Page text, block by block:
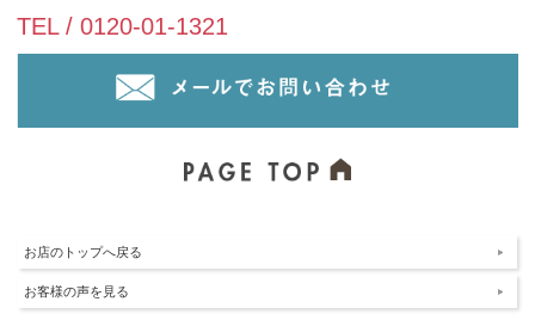
TEL / 0120-01-1321
お店のトップへ戻る
お客様の声を見る